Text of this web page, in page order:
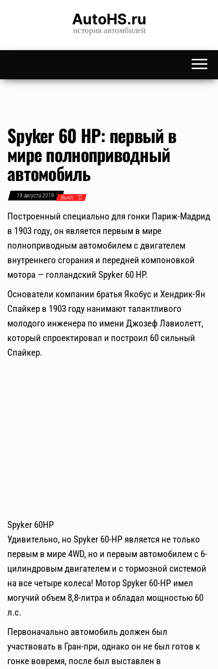
content
AutoHS.ru
история автомбилей
Spyker 60 HP: первый в
мире полноприводный
автомобиль
19 августа 2019 Выкл.
Построенный специально для гонки Париж-Мадрид
в 1903 году, он является первым в мире
полноприводным автомобилем с двигателем
внутреннего сгорания и передней компоновкой
мотора — голландский Spyker 60 HP.
Основатели компании братья Якобус и Хендрик-Ян
Спайкер в 1903 году нанимают талантливого
молодого инженера по имени Джозеф Лавиолетт,
который спроектировал и построил 60 сильный
Спайкер.
Spyker 60HP
Удивительно, но Spyker 60-HP является не только
первым в мире 4WD, но и первым автомобилем с 6-
цилиндровым двигателем и с тормозной системой
на все четыре колеса! Мотор Spyker 60-HP имел
могучий объем 8,8-литра и обладал мощностью 60
л.с.
Первоначально автомобиль должен был
участвовать в Гран-при, однако он не был готов к
гонке вовремя, после был выставлен в